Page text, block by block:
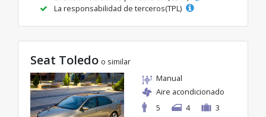
La responsabilidad de terceros(TPL)
Seat Toledo o similar
Manual
Aire acondicionado
5
4 3